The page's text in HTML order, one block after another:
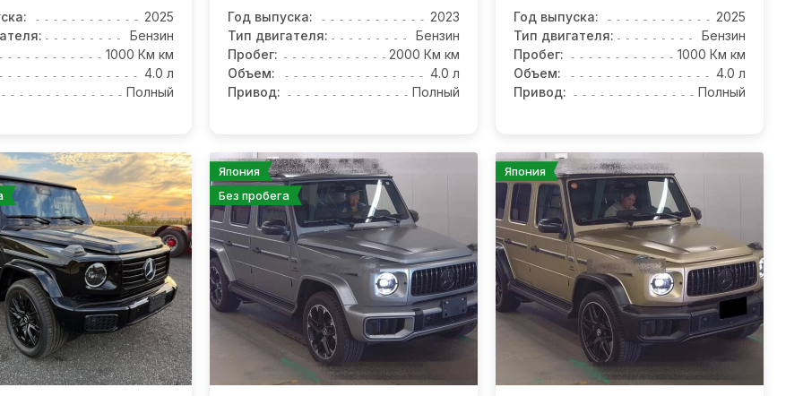
2025
Бензин
1000 Км км
4.0 л
Полный
Год выпуска:
2023
Тип двигателя:
Бензин
Пробег:
2000 Км км
Объем:
4.0 л
Привод:
Полный
Год выпуска:
2025
Тип двигателя:
Бензин
Пробег:
1000 Км км
Объем:
4.0 л
Привод:
Полный
Япония
Без пробега
Япония